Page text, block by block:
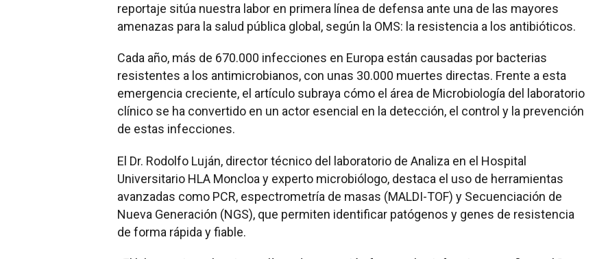
reportaje sitúa nuestra labor en primera línea de defensa ante una de las mayores
amenazas para la salud pública global, según la OMS: la resistencia a los antibióticos.
Cada año, más de 670.000 infecciones en Europa están causadas por bacterias
resistentes a los antimicrobianos, con unas 30.000 muertes directas. Frente a esta
emergencia creciente, el artículo subraya cómo el área de Microbiología del laboratorio
clínico se ha convertido en un actor esencial en la detección, el control y la prevención
de estas infecciones.
El Dr. Rodolfo Luján, director técnico del laboratorio de Analiza en el Hospital
Universitario HLA Moncloa y experto microbiólogo, destaca el uso de herramientas
avanzadas como PCR, espectrometría de masas (MALDI-TOF) y Secuenciación de
Nueva Generación (NGS), que permiten identificar patógenos y genes de resistencia
de forma rápida y fiable.